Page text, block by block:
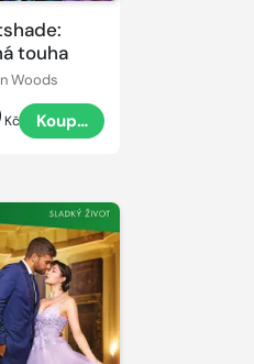
touha
Woods
Kč Koupit